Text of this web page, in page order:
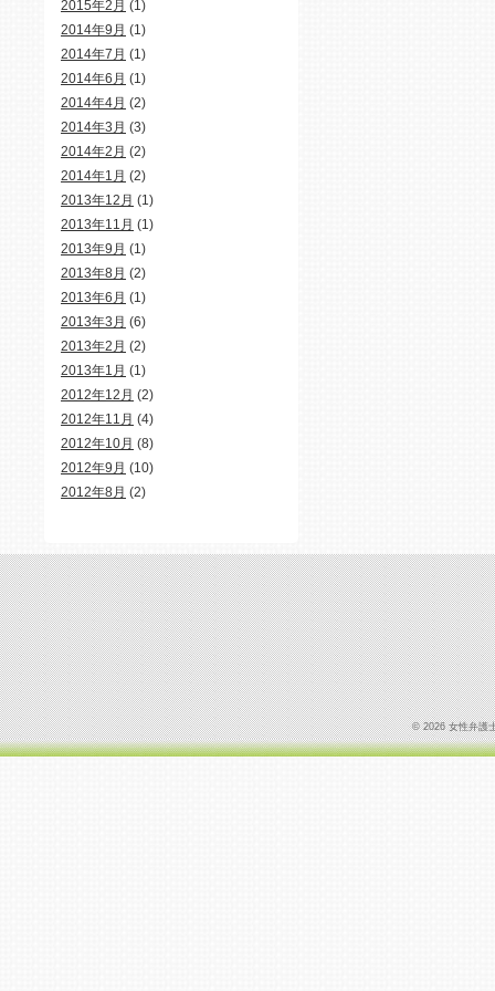
2015年2月 (1)
2014年9月 (1)
2014年7月 (1)
2014年6月 (1)
2014年4月 (2)
2014年3月 (3)
2014年2月 (2)
2014年1月 (2)
2013年12月 (1)
2013年11月 (1)
2013年9月 (1)
2013年8月 (2)
2013年6月 (1)
2013年3月 (6)
2013年2月 (2)
2013年1月 (1)
2012年12月 (2)
2012年11月 (4)
2012年10月 (8)
2012年9月 (10)
2012年8月 (2)
© 2026 女性弁護